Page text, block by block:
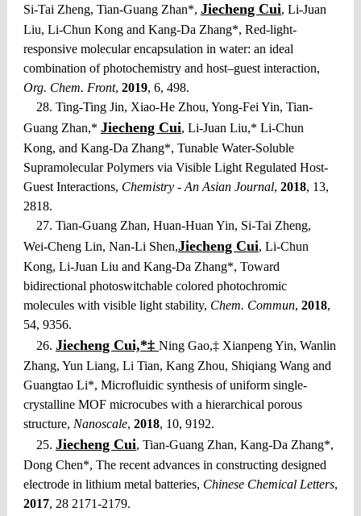
Si-Tai Zheng, Tian-Guang Zhan*, Jiecheng Cui, Li-Juan
Liu, Li-Chun Kong and Kang-Da Zhang*, Red-light-
responsive molecular encapsulation in water: an ideal
combination of photochemistry and host–guest interaction,
Org. Chem. Front, 2019, 6, 498.
28. Ting-Ting Jin, Xiao-He Zhou, Yong-Fei Yin, Tian-
Guang Zhan,* Jiecheng Cui, Li-Juan Liu,* Li-Chun
Kong, and Kang-Da Zhang*, Tunable Water-Soluble
Supramolecular Polymers via Visible Light Regulated Host-
Guest Interactions, Chemistry - An Asian Journal, 2018, 13,
2818.
27. Tian-Guang Zhan, Huan-Huan Yin, Si-Tai Zheng,
Wei-Cheng Lin, Nan-Li Shen,Jiecheng Cui, Li-Chun
Kong, Li-Juan Liu and Kang-Da Zhang*, Toward
bidirectional photoswitchable colored photochromic
molecules with visible light stability, Chem. Commun, 2018,
54, 9356.
26. Jiecheng Cui,*‡ Ning Gao,‡ Xianpeng Yin, Wanlin
Zhang, Yun Liang, Li Tian, Kang Zhou, Shiqiang Wang and
Guangtao Li*, Microfluidic synthesis of uniform single-
crystalline MOF microcubes with a hierarchical porous
structure, Nanoscale, 2018, 10, 9192.
25. Jiecheng Cui, Tian-Guang Zhan, Kang-Da Zhang*,
Dong Chen*, The recent advances in constructing designed
electrode in lithium metal batteries, Chinese Chemical Letters,
2017, 28 2171-2179.